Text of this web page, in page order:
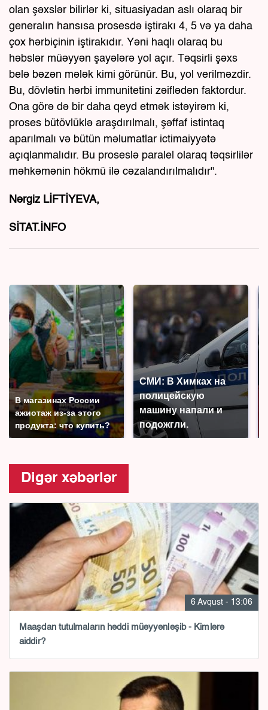
olan şəxslər bilirlər ki, situasiyadan aslı olaraq bir
generalın hansısa prosesdə iştirakı 4, 5 və ya daha
çox hərbiçinin iştirakıdır. Yəni haqlı olaraq bu
həbslər müəyyən şayələrə yol açır. Təqsirli şəxs
belə bəzən mələk kimi görünür. Bu, yol verilməzdir.
Bu, dövlətin hərbi immunitetini zəiflədən faktordur.
Ona görə də bir daha qeyd etmək istəyirəm ki,
proses bütövlüklə araşdırılmalı, şəffaf istintaq
aparılmalı və bütün məlumatlar ictimaiyyətə
açıqlanmalıdır. Bu proseslə paralel olaraq təqsirlilər
məhkəmənin hökmü ilə cəzalandırılmalıdır".
Nərgiz LİFTİYEVA,
SİTAT.İNFO
В магазинах России
ажиотаж из-за этого
продукта: что купить?
СМИ: В Химках на
полицейскую
машину напали и
подожгли.
Digər xəbərlər
6 Avqust - 13:06
Maaşdan tutulmaların həddi müəyyənləşib - Kimlərə
aiddir?